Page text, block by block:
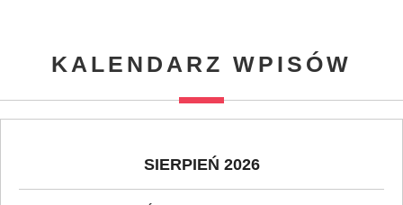
KALENDARZ WPISÓW
SIERPIEŃ 2026